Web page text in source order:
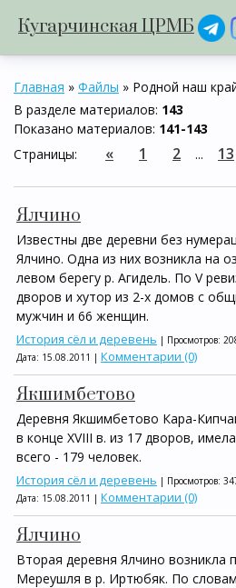
Кугарчинская ЦРМБ
Главная » Файлы » Родной наш
В разделе материалов: 143
Показано материалов: 141-143
Страницы: « 1 2 ... 13
Ялчино
Известны две деревни без
Ялчино. Одна из них возникла на
левом берегу р. Агидель. По V
дворов и хутор из 2-х домов с
мужчин и 66 женщин.
История сёл и деревень | Просмотров:
Дата: 15.08.2011 | Комментарии (0)
Якшимбетово
Деревня Якшимбетово Кара-
в конце XVIII в. из 17 дворов,
всего - 179 человек.
История сёл и деревень | Просмотров:
Дата: 15.08.2011 | Комментарии (0)
Ялчино
Вторая деревня Ялчино возникла
Мереушля в р. Иртюбяк. По